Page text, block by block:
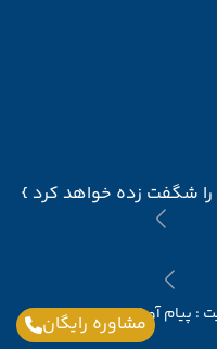
مشاوره رایگان
شگفت زده خواهد کرد }
: پیام آوران پارسیان